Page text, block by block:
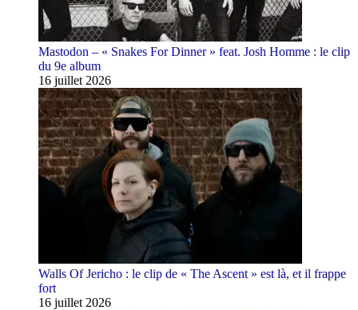
Mastodon – « Snakes For Dinner » feat. Josh Homme : le clip
du 9e album
16 juillet 2026
Walls Of Jericho : le clip de « The Ascent » est là, et il frappe
fort
16 juillet 2026